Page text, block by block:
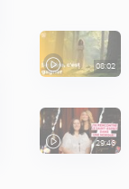
08:02
29:46